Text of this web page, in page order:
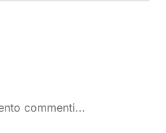
commenti...